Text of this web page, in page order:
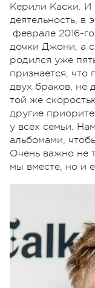
Керили Каски. И
деятельность, в
феврале 2016-
дочки Джони, а
родился уже
признается, что
двух браков, не
той же
другие
у всех семьи.
альбомами,
Очень важно не
мы вместе, но и